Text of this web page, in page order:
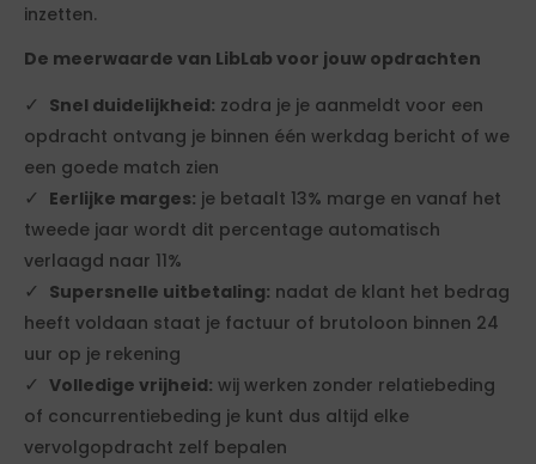
inzetten.
De meerwaarde van LibLab voor jouw opdrachten
Snel duidelijkheid: zodra je je aanmeldt voor een
opdracht ontvang je binnen één werkdag bericht of we
een goede match zien
Eerlijke marges: je betaalt 13% marge en vanaf het
tweede jaar wordt dit percentage automatisch
verlaagd naar 11%
Supersnelle uitbetaling: nadat de klant het bedrag
heeft voldaan staat je factuur of brutoloon binnen 24
uur op je rekening
Volledige vrijheid: wij werken zonder relatiebeding
of concurrentiebeding je kunt dus altijd elke
vervolgopdracht zelf bepalen